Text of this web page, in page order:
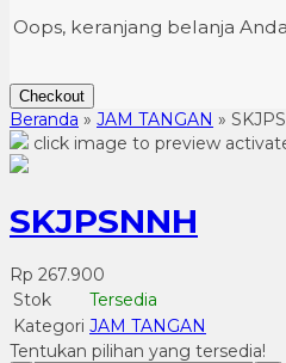
Oops, keranjang belanja
Checkout
Beranda » JAM TANGAN »
click image to preview
SKJPSNNH
Rp 267.900
Stok
Tersedia
Kategori JAM TANGAN
Tentukan pilihan yang tersedia!